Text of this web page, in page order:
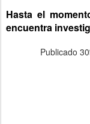
Hasta el
encuentra
Publicado